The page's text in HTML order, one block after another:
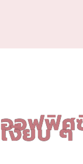
ออฟฟิศ
เงียบ ๆ